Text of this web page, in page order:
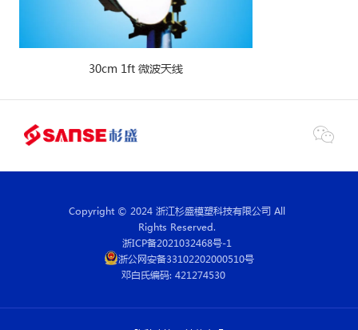
30cm 1ft 微波天线

Copyright © 2024 浙江杉盛模塑科技有限公司 All
Rights Reserved.
浙ICP备2021032468号-1
浙公网安备33102202000510号
邓白氏编码: 421274530